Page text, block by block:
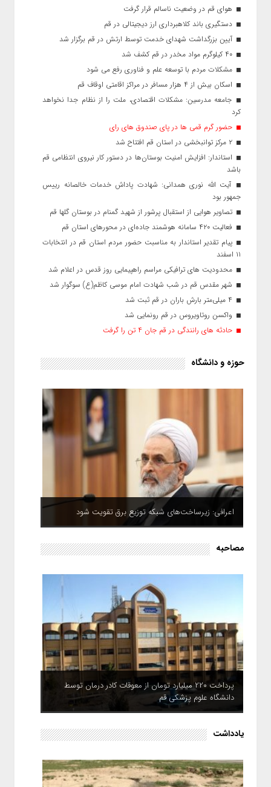
هوای قم در وضعیت ناسالم قرار گرفت
دستگیری باند کلاهبرداری ارز دیجیتالی در قم
آیین بزرگداشت شهدای خدمت توسط ارتش در قم برگزار شد
مشکلات مردم با توسعه علم و فناوری رفع می شود
اسکان بیش از ۴ هزار مسافر در مراکز اقامتی اوقاف قم
جامعه مدرسین: مشکلات اقتصادی، ملت را از نظام جدا نخواهد
کرد
حضور گرم قمی ها در پای صندوق های رای
استاندار: افزایش امنیت بوستان‌ها در دستور کار نیروی انتظامی قم
باشد
آیت الله نوری همدانی: شهادت پاداش خدمات خالصانه رییس
جمهور بود
تصاویر هوایی از استقبال پرشور از شهید گمنام در بوستان گلها قم
فعالیت ۴۲۰ سامانه هوشمند جاده‌ای در محورهای استان قم
پیام تقدیر استاندار به مناسبت حضور مردم استان قم در انتخابات
۱۱ اسفند
محدودیت های ترافیکی مراسم راهپیمایی روز قدس در اعلام شد
شهر مقدس قم در شب شهادت امام موسی کاظم‌(ع) سوگوار شد
واکسن روتاویروس در قم رونمایی شد
حادثه های رانندگی در قم جان ۴ تن را گرفت
حوزه و دانشگاه
اعرافی: زیرساخت‌های شبکه توزیع برق تقویت شود
مصاحبه
پرداخت ۲۲۰ میلیارد تومان از معوقات کادر درمان توسط
دانشگاه علوم پزشکی قم
یادداشت